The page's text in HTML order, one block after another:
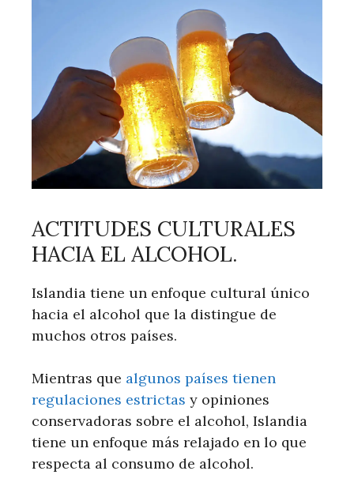
ACTITUDES CULTURALES
HACIA EL ALCOHOL.
Islandia tiene un enfoque cultural único
hacia el alcohol que la distingue de
muchos otros países.
Mientras que algunos países tienen
regulaciones estrictas y opiniones
conservadoras sobre el alcohol, Islandia
tiene un enfoque más relajado en lo que
respecta al consumo de alcohol.